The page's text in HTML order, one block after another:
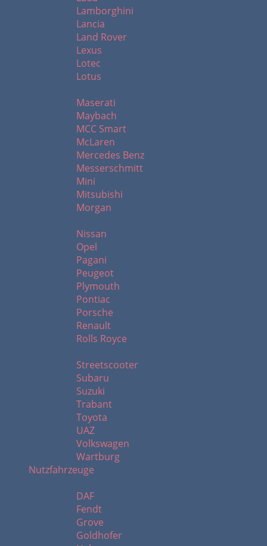
Lamborghini
Lancia
Land Rover
Lexus
Lotec
Lotus
Maserati
Maybach
MCC Smart
McLaren
Mercedes Benz
Messerschmitt
Mini
Mitsubishi
Morgan
Nissan
Opel
Pagani
Peugeot
Plymouth
Pontiac
Porsche
Renault
Rolls Royce
Streetscooter
Subaru
Suzuki
Trabant
Toyota
UAZ
Volkswagen
Wartburg
Nutzfahrzeuge
DAF
Fendt
Grove
Goldhofer